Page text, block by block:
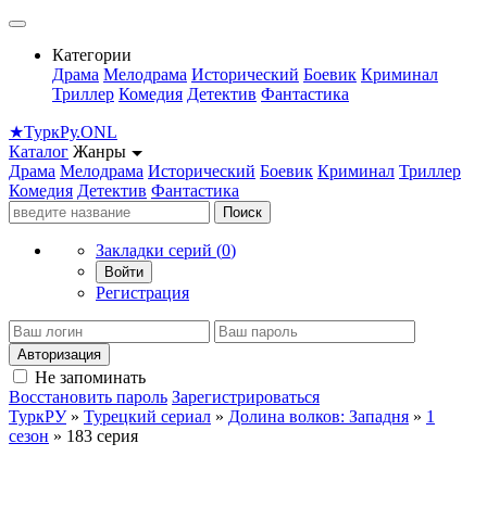
Категории
Драма Мелодрама Исторический Боевик Криминал
Триллер Комедия Детектив Фантастика
★ТуркРу.ONL
Каталог Жанры
Драма Мелодрама Исторический Боевик Криминал Триллер
Комедия Детектив Фантастика
Поиск
Закладки серий (0)
Войти
Регистрация
Авторизация
Не запоминать
Восстановить пароль Зарегистрироваться
ТуркРУ» Турецкий сериал » Долина волков: Западня » 1
сезон » 183 серия